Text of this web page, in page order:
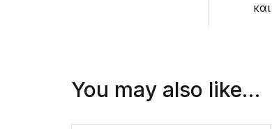
You may also like…